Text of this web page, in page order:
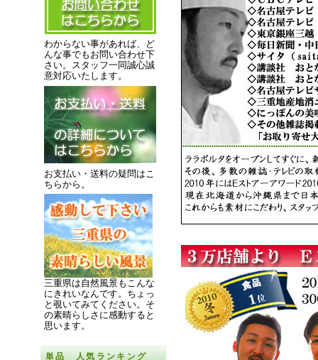
わからない事があれば、ど
んな事でもお問い合わせ下
さい。スタッフ一同誠心誠
意対応いたします。
お支払い・送料の疑問はこ
ちらから。
三重県は自然風景もこんな
にきれいなんです。 ちょっ
と覗いてみてください。 そ
の素晴らしさに感動すると
思います。
単品 人気ランキング